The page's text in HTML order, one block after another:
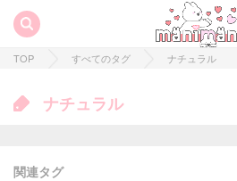
TOP すべてのタグ ナチュラル
ナチュラル
関連タグ